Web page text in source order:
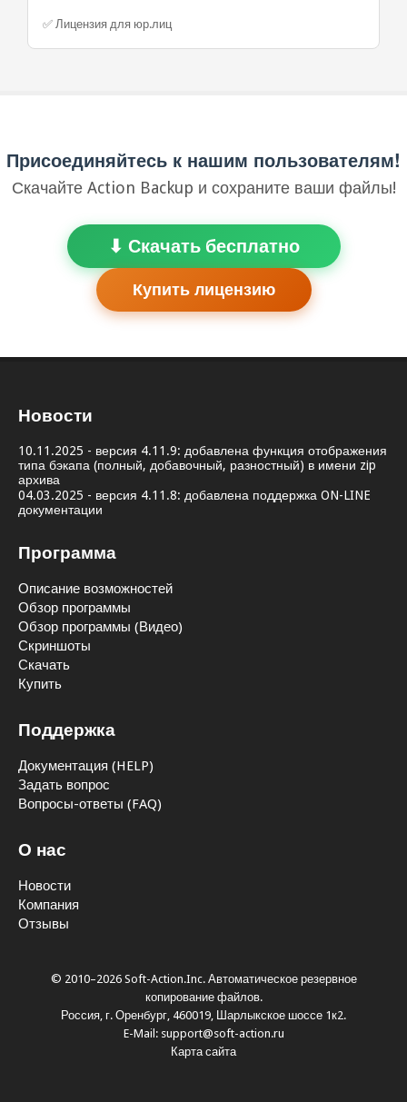
✅ Лицензия для юр.лиц
Присоединяйтесь к нашим пользователям!
Скачайте Action Backup и сохраните ваши файлы!
⬇ Скачать бесплатно
Купить лицензию
Новости
10.11.2025 - версия 4.11.9: добавлена функция отображения
типа бэкапа (полный, добавочный, разностный) в имени zip
архива
04.03.2025 - версия 4.11.8: добавлена поддержка ON-LINE
документации
Программа
Описание возможностей
Обзор программы
Обзор программы (Видео)
Скриншоты
Скачать
Купить
Поддержка
Документация (HELP)
Задать вопрос
Вопросы-ответы (FAQ)
О нас
Новости
Компания
Отзывы
© 2010–2026 Soft-Action.Inc. Автоматическое резервное
копирование файлов.
Россия, г. Оренбург, 460019, Шарлыкское шоссе 1к2.
E-Mail: support@soft-action.ru
Карта сайта